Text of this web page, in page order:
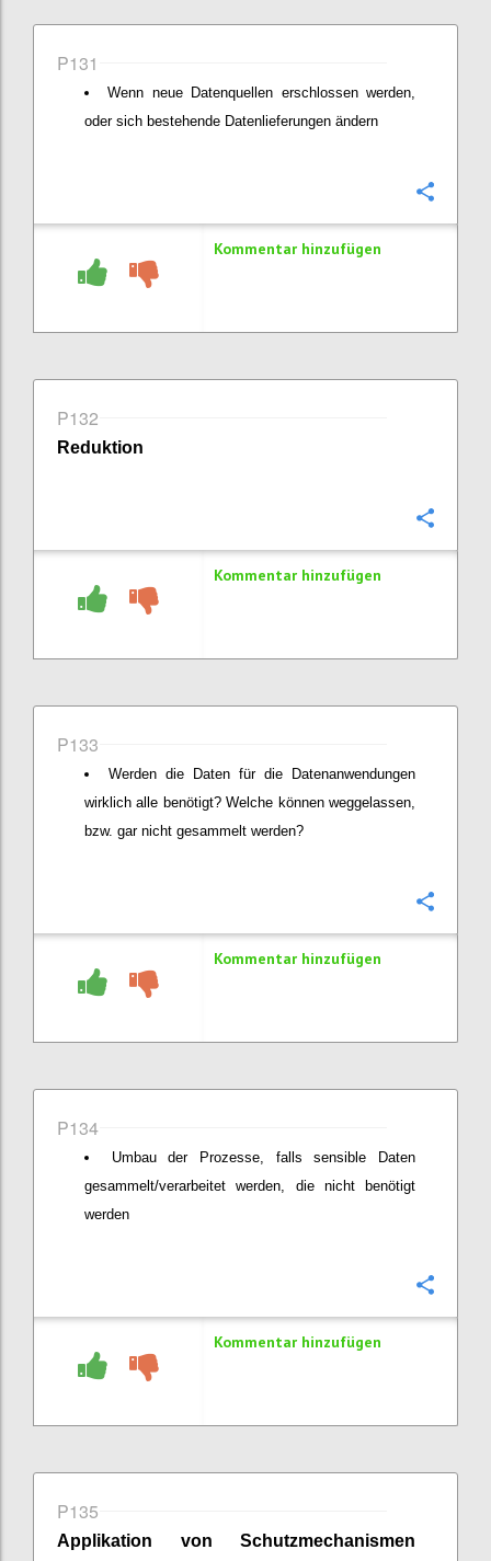
P131
Wenn neue Datenquellen erschlossen werden,
oder sich bestehende Datenlieferungen ändern
Kommentar hinzufügen
P132
Reduktion
Kommentar hinzufügen
P133
Werden die Daten für die Datenanwendungen
wirklich alle benötigt? Welche können weggelassen,
bzw. gar nicht gesammelt werden?
Kommentar hinzufügen
P134
Umbau der Prozesse, falls sensible Daten
gesammelt/verarbeitet werden, die nicht benötigt
werden
Kommentar hinzufügen
P135
Applikation von Schutzmechanismen